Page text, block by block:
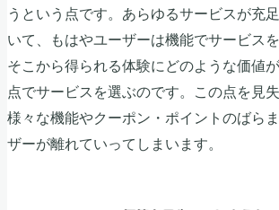
うという点です。あらゆるサービスが充
いて、もはやユーザーは機能でサービスを
そこから得られる体験にどのような価値
点でサービスを選ぶのです。この点を見失
様々な機能やクーポン・ポイントのばら
ザーが離れていってしまいます。